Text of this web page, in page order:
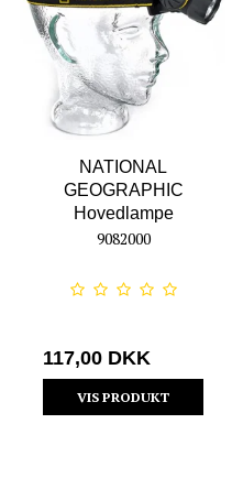
NATIONAL
GEOGRAPHIC
Hovedlampe
9082000
117,00 DKK
VIS PRODUKT